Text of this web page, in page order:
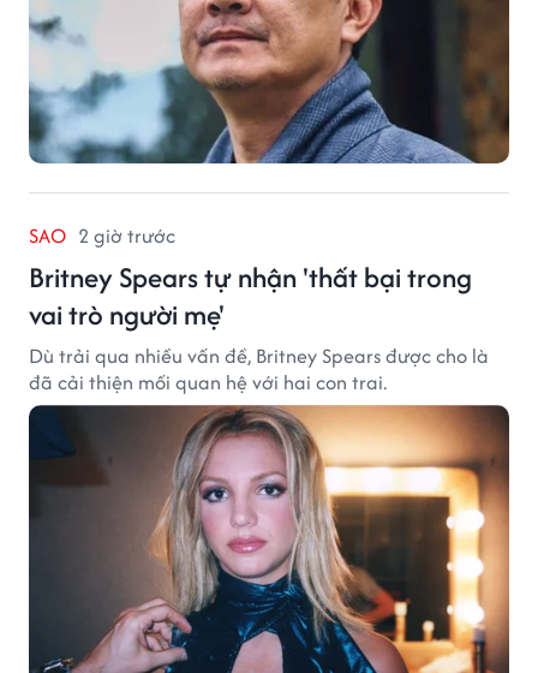
SAO 2 giờ trước
Britney Spears tự nhận 'thất bại trong
vai trò người mẹ'
Dù trải qua nhiều vấn đề, Britney Spears được cho là
đã cải thiện mối quan hệ với hai con trai.